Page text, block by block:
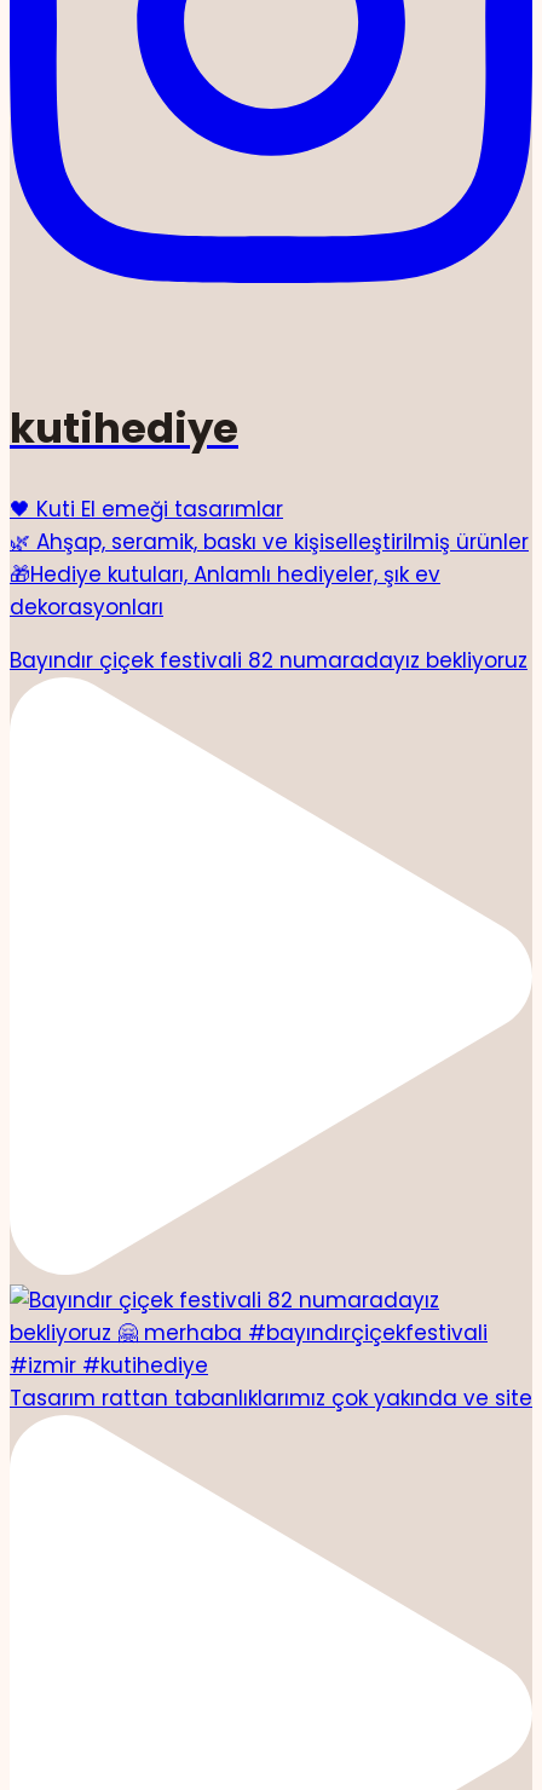
kutihediye
🖤 Kuti El emeği tasarımlar
🌿 Ahşap, seramik, baskı ve kişiselleştirilmiş ürünler
🎁Hediye kutuları, Anlamlı hediyeler, şık ev
dekorasyonları
Bayındır çiçek festivali 82 numaradayız bekliyoruz
Tasarım rattan tabanlıklarımız çok yakında ve site